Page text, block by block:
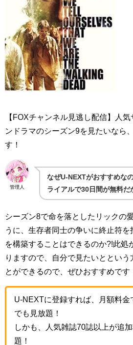
【FOXチャンネル見逃し配信】人
ンドラマのシーズン9を見たいなら、
す！
管理人
なぜU-NEXTがおすすめな
ライアルで30日間が無料だ
シーズン8で命を落としたリックの
うに、生存者同士の争いに終止符
を構築することはできるのか?!此処
りますので、自分で見たいとという
とができるので、ぜひおすすめです
U-NEXTに登録すれば、月額料金
でも見放題！
しかも、人気雑誌70誌以上が追
題！